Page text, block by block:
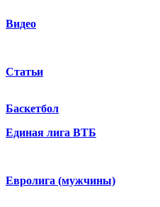
Видео
Статьи
Баскетбол
Единая лига ВТБ
Евролига (мужчины)